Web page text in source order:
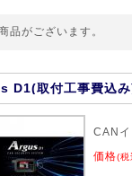
品がございます。
D1(取付工事費込
CAN
価格(税